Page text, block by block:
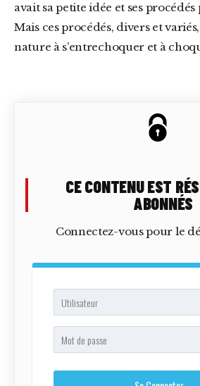
avait sa petite idée et ses
Mais ces procédés, divers et
nature à s’entrechoquer et à
CE CONTENU EST
ABONNÉS
Connectez-vous pour le